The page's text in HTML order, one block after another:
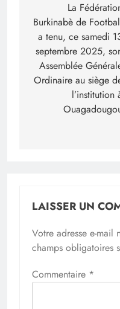
l’article
La
Burkinabè de
a tenu, ce samedi
septembre 2025,
Assemblée
Ordinaire au siège
l’institution
LAISSER UN
Votre adresse e-mail
champs obligatoires
Commentaire *